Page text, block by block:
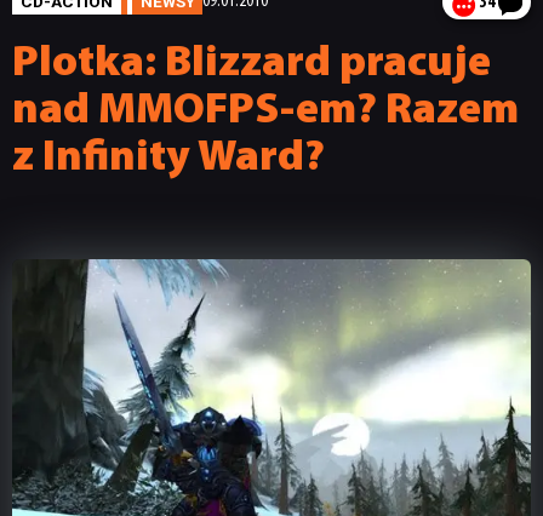
Plotka: Blizzard pracuje
nad MMOFPS-em? Razem
z Infinity Ward?